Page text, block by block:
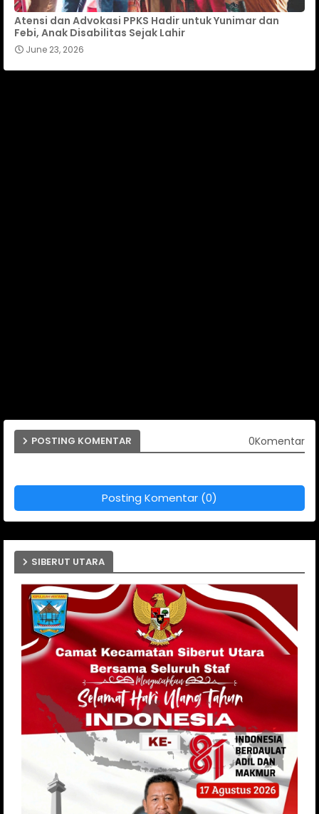
Atensi dan Advokasi PPKS Hadir untuk Yunimar dan
Febi, Anak Disabilitas Sejak Lahir
June 23, 2026
POSTING KOMENTAR 0Komentar
Posting Komentar (0)
SIBERUT UTARA